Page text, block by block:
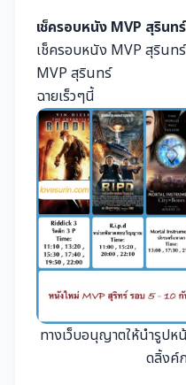
เช็ครอบหนัง MVP สุรินทร์
เช็ครอบหนัง MVP สุรินท
MVP สุรินทร์
ฉายเร็วๆนี้
ทางเว็บอนุญาตให้นำรูปห
ดลิ้งค์